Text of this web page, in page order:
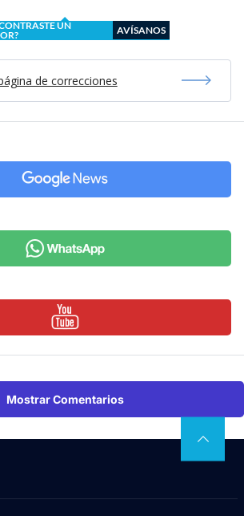
UN
AVÍSANOS
de correcciones
Mostrar Comentarios